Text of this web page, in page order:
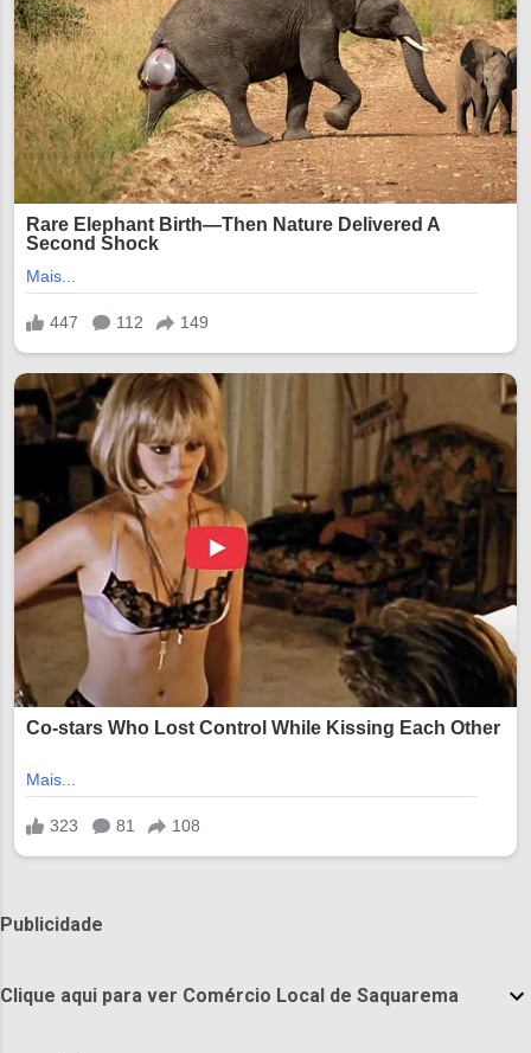
Publicidade
Clique aqui para ver Comércio Local de Saquarema